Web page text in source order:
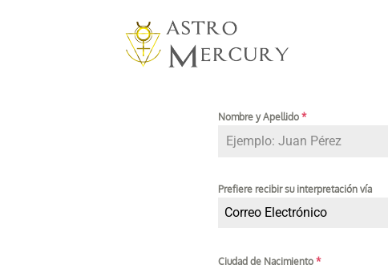
Nombre y Apellido *
Prefiere recibir su interpretación vía
Correo Electrónico
Ciudad de Nacimiento *